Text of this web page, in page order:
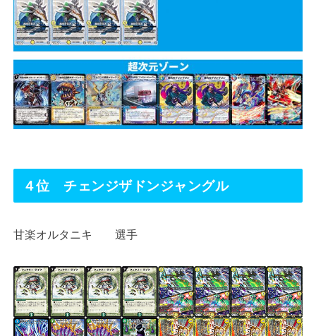
４位 チェンジザドンジャングル
甘楽オルタニキ 選手